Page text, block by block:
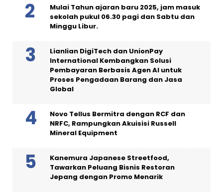
Mulai Tahun ajaran baru 2025, jam masuk
sekolah pukul 06.30 pagi dan Sabtu dan
Minggu Libur.
Lianlian DigiTech dan UnionPay
International Kembangkan Solusi
Pembayaran Berbasis Agen AI untuk
Proses Pengadaan Barang dan Jasa
Global
Novo Tellus Bermitra dengan RCF dan
NRFC, Rampungkan Akuisisi Russell
Mineral Equipment
Kanemura Japanese Streetfood,
Tawarkan Peluang Bisnis Restoran
Jepang dengan Promo Menarik